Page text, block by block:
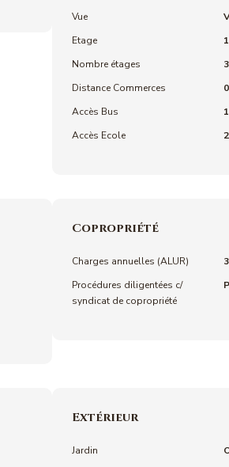
Vue
Etage
1
Nombre étages
3
Distance Commerces
Accès Bus
Accès Ecole
Copropriété
Charges annuelles (ALUR)
Procédures diligentées c/
syndicat de copropriété
Extérieur
Jardin